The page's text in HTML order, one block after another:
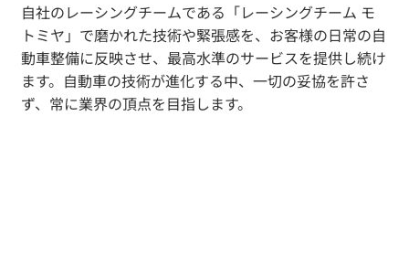
自社のレーシングチームである「レーシングチーム モ
トミヤ」で磨かれた技術や緊張感を、お客様の日常の自
動車整備に反映させ、最高水準のサービスを提供し続け
ます。自動車の技術が進化する中、一切の妥協を許さ
ず、常に業界の頂点を目指します。